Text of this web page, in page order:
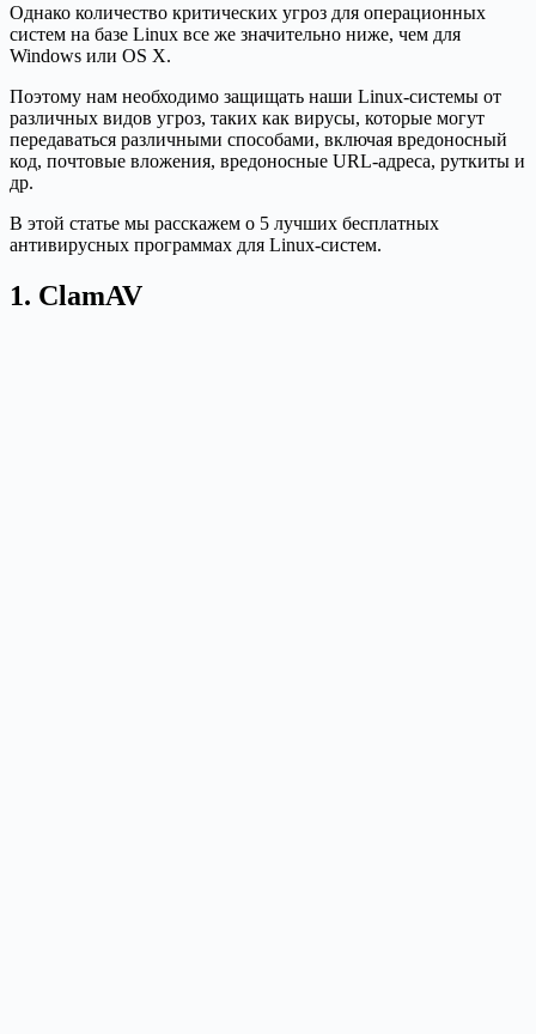
Однако количество критических угроз для операционных
систем на базе Linux все же значительно ниже, чем для
Windows или OS X.
Поэтому нам необходимо защищать наши Linux-системы от
различных видов угроз, таких как вирусы, которые могут
передаваться различными способами, включая вредоносный
код, почтовые вложения, вредоносные URL-адреса, руткиты и
др.
В этой статье мы расскажем о 5 лучших бесплатных
антивирусных программах для Linux-систем.
1. ClamAV